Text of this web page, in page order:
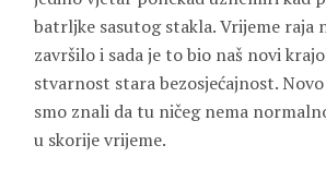
batrljke sasutog stakla. Vrijeme raja
završilo i sada je to bio naš novi
stvarnost stara bezosjećajnost.
smo znali da tu ničeg nema
u skorije vrijeme.